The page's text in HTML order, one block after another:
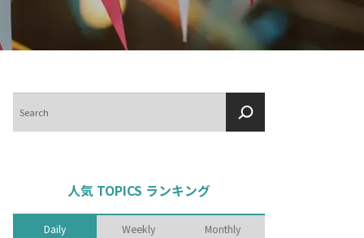
索
人気 TOPICS ランキング
Daily Weekly Monthly